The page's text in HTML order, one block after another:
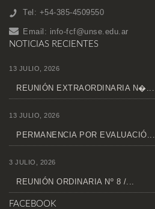
Tel: +54-385-4509550
Email: info-fcf@unse.edu.ar
NOTICIAS RECIENTES
13 JULIO, 2026
REUNIÓN EXTRAORDINARIA N�...
13 JULIO, 2026
PERMANENCIA POR EVALUACIÓ...
3 JULIO, 2026
REUNIÓN ORDINARIA Nº 8 /...
FACEBOOK